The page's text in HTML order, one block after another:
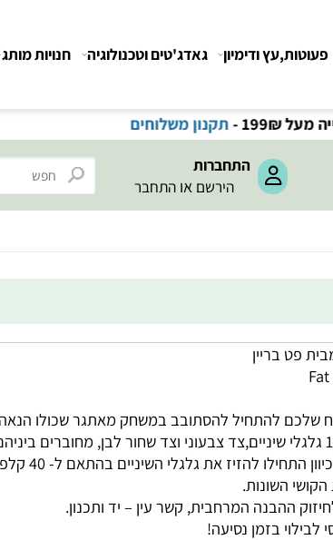
₪
- תקנון משלוחים
התחברות
הירשם או התחבר
ודימיון גאדג'טים וטכנולוגיה חנויות מותג
בריין
שלכם להתחיל להסתובב במשחק מאתגר שכולו הנאה!
מחוברים ביניהם
התחילו להזיז את גלגלי השיניים בהתאם
השונות.
ההבנה המרחבית, קשר עין – יד ותכנון.